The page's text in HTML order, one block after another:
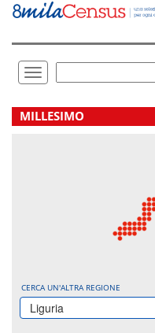
Vai
direttamente
Toggle
navigation
.
MILLESIMO
CERCA UN'ALTRA REGIONE
Liguria